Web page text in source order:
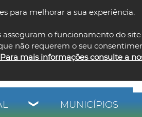
para melhorar a sua experiência.
asseguram o funcionamento do site
não requerem o seu
Para mais informações consulte a
MUNICÍPIOS